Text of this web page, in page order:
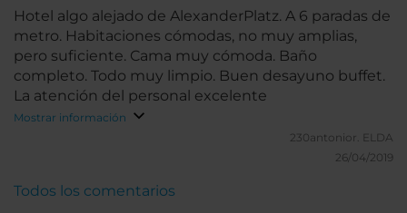
Hotel algo alejado de AlexanderPlatz. A 6 paradas de
metro. Habitaciones cómodas, no muy amplias,
pero suficiente. Cama muy cómoda. Baño
completo. Todo muy limpio. Buen desayuno buffet.
La atención del personal excelente
Mostrar información
230antonior. ELDA
26/04/2019
Todos los comentarios